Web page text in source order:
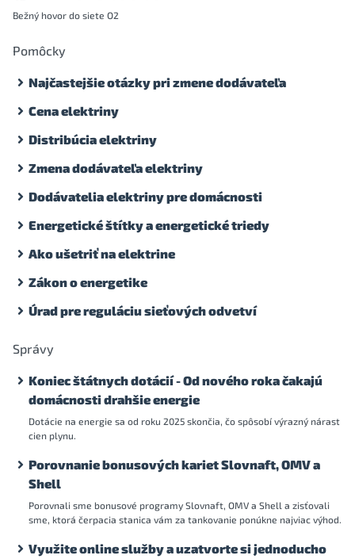
Bežný hovor do siete O2
Pomôcky
Najčastejšie otázky pri zmene dodávateľa
Cena elektriny
Distribúcia elektriny
Zmena dodávateľa elektriny
Dodávatelia elektriny pre domácnosti
Energetické štítky a energetické triedy
Ako ušetriť na elektrine
Zákon o energetike
Úrad pre reguláciu sieťových odvetví
Správy
Koniec štátnych dotácií - Od nového roka čakajú
domácnosti drahšie energie
Dotácie na energie sa od roku 2025 skončia, čo spôsobí výrazný nárast
cien plynu.
Porovnanie bonusových kariet Slovnaft, OMV a
Shell
Porovnali sme bonusové programy Slovnaft, OMV a Shell a zisťovali
sme, ktorá čerpacia stanica vám za tankovanie ponúkne najviac výhod.
Využite online služby a uzatvorte si jednoducho